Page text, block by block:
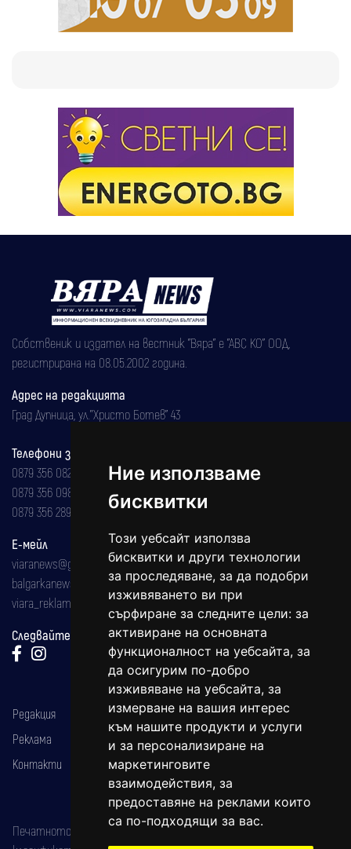
Ние използваме
бисквитки
Този уебсайт използва
бисквитки и други технологии
за проследяване, за да подобри
изживяването ви при
сърфиране за следните цели: за
активиране на основната
функционалност на уебсайта, за
да осигурим по-добро
изживяване на уебсайта, за
измерване на вашия интерес
към нашите продукти и услуги
и за персонализиране на
маркетинговите
взаимодействия, за
предоставяне на реклами които
са по-подходящи за вас.
Собственик и издател на вестник "Вяра" е "АВС КО" ООД,
регистрирана на 08.05.2002 година.
Адрес на редакцията
Град Дупница, ул.''Христо Ботев" 43
Телефони за реклама и абонаменти
0879 356 082
0879 356 098
0879 356 289
Е-мейл
viaranews@gmail.com
balgarkanews@gmail.com
viara_reklama@mail.bg
Следвайте ни:
Редакция
Реклама
Контакти
Печатното издание на вестника е регистрирано в националния